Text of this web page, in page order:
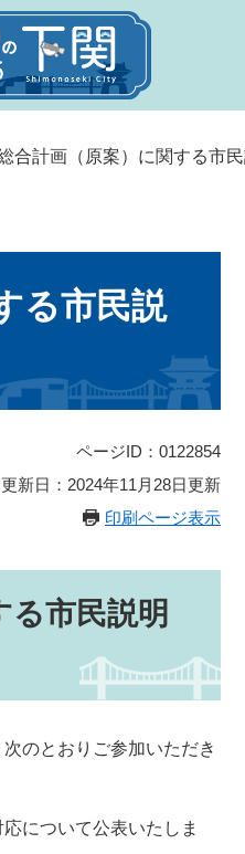
合計画（原案）に関する市
る市民説
ページID：0122854
更新日：2024年11月28日更新
印刷ページ表示
る市民説明
のとおりご参加いただき
について公表いたしま